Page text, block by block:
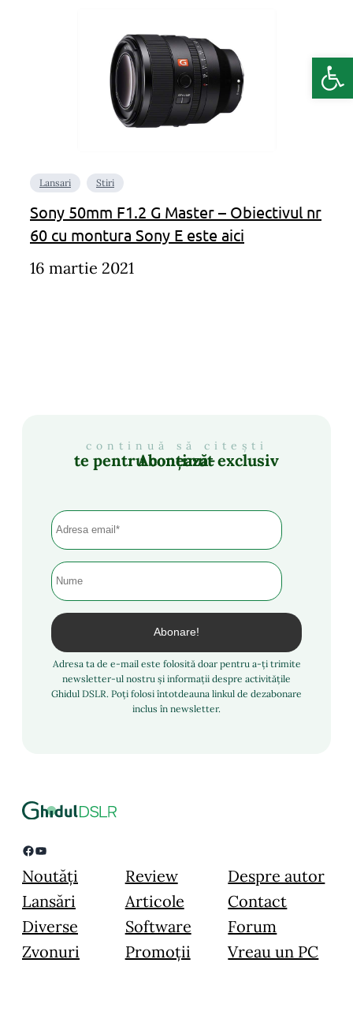
Lansari Stiri
Sony 50mm F1.2 G Master – Obiectivul nr
60 cu montura Sony E este aici
16 martie 2021
continuă să citești
Abonează-te pentru conținut exclusiv
Adresa ta de e-mail este folosită doar pentru a-ți trimite
newsletter-ul nostru și informații despre activitățile
Ghidul DSLR. Poți folosi întotdeauna linkul de dezabonare
inclus în newsletter.
Facebook YouTube
Noutăți
Lansări
Diverse
Zvonuri
Review
Articole
Software
Promoții
Despre autor
Contact
Forum
Vreau un PC